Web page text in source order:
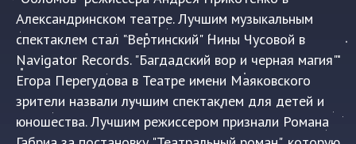
Александринском театре. Лучшим музыкальным
спектаклем стал "Вертинский" Нины Чусовой в
Navigator Records. "Багдадский вор и черная магия"
Егора Перегудова в Театре имени Маяковского
зрители назвали лучшим спектаклем для детей и
юношества. Лучшим режиссером признали Романа